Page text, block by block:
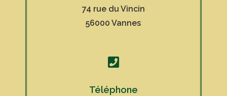
74 rue du Vincin
56000 Vannes

Téléphone